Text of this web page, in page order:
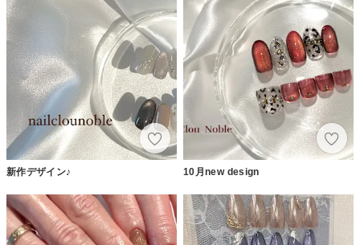
新作デザイン♪ 10月new design